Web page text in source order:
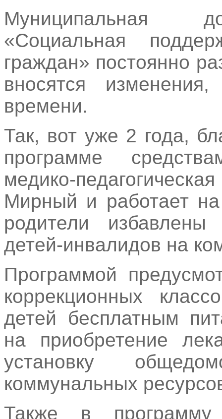
Муниципальная
«Социальная
граждан» постоянно
вносятся
времени.
Так, вот уже 2 года,
программе
медико-
Мирный и работает
родители
детей-инвалидов на
Программой
коррекционных
детей бесплатным
на приобретение
установку
коммунальных
Также в программу